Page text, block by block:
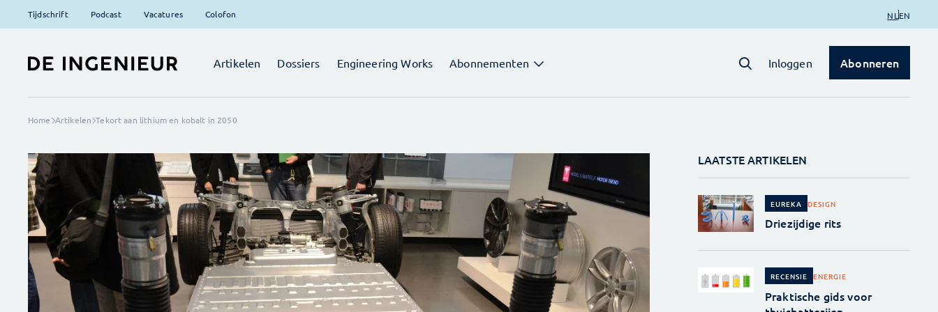
Tijdschrift Podcast Vacatures Colofon NL EN
Artikelen Dossiers Engineering Works Abonnementen Inloggen Abonneren
Home Artikelen Tekort aan lithium en kobalt in 2050
LAATSTE ARTIKELEN
EUREKA DESIGN
Driezijdige rits
RECENSIE ENERGIE
Praktische gids voor